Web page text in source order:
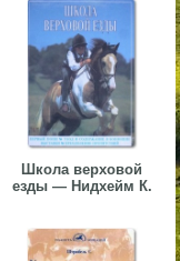
Школа верховой
езды — Нидхейм К.